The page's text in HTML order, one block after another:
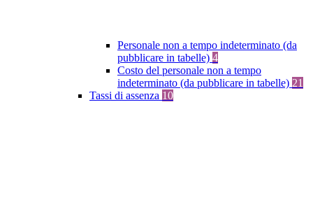
Personale non a tempo indeterminato (da
pubblicare in tabelle) 4
Costo del personale non a tempo
indeterminato (da pubblicare in tabelle) 21
Tassi di assenza 10